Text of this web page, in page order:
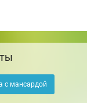
с мансардой